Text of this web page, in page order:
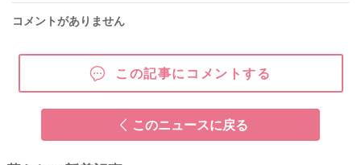
コメントがありません
この記事にコメントする
このニュースに戻る